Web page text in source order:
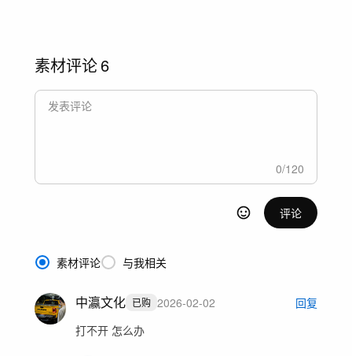
素材评论6
0/120
评论
素材评论 与我相关
中瀛文化 已购 2026-02-02
回复
打不开 怎么办